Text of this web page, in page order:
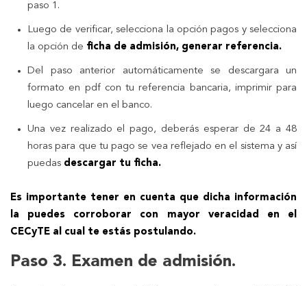
paso 1.
Luego de verificar, selecciona la opción pagos y selecciona
la opción de ficha de admisión, generar referencia.
Del paso anterior automáticamente se descargara un
formato en pdf con tu referencia bancaria, imprimir para
luego cancelar en el banco.
Una vez realizado el pago, deberás esperar de 24 a 48
horas para que tu pago se vea reflejado en el sistema y así
puedas descargar tu ficha.
Es importante tener en cuenta que dicha información
la puedes corroborar con mayor veracidad en el
CECyTE al cual te estás postulando.
Paso 3. Examen de admisión.